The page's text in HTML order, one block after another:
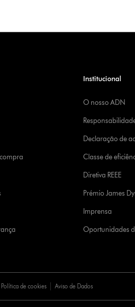
Institucional
O nosso ADN
Declaração de
Classe de
Diretiva REEE
Prémio James
Imprensa
Oportunidades
Política de cookies Aviso de Dados